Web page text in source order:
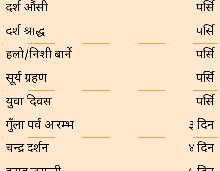
दर्श औंसी
पर्सि
दर्श श्राद्ध
पर्सि
हलो/निशी बार्ने
पर्सि
सूर्य ग्रहण
पर्सि
युवा दिवस
पर्सि
गुँला पर्व आरम्भ
३ दिन
चन्द्र दर्शन
४ दिन